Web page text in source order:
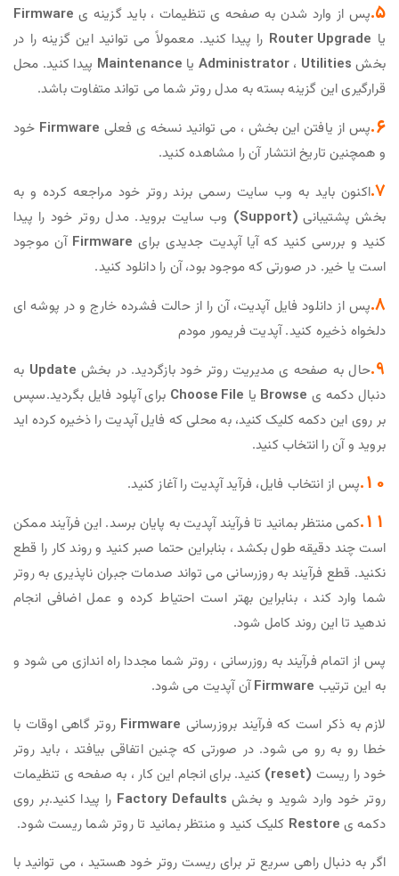
5. پس از وارد شدن به صفحه ی تنظیمات ، باید گزینه ی Firmware
یا Router Upgrade را پیدا کنید. معمولاً می توانید این گزینه را در
بخش
Administrator، Utilities یا Maintenance پیدا کنید. محل
قرارگیری این گزینه بسته به مدل روتر شما می تواند متفاوت باشد.
6. پس از یافتن این بخش ، می توانید نسخه ی فعلی Firmware خود
و همچنین تاریخ انتشار آن را مشاهده کنید.
7. اکنون باید به وب سایت رسمی برند روتر خود مراجعه کرده و به
بخش پشتیبانی(Support)
وب سایت بروید. مدل روتر خود را پیدا
کنید و بررسی کنید که آیا آپدیت جدیدی برای Firmware آن موجود
است یا خیر. در صورتی که موجود بود، آن را دانلود کنید.
8. پس از دانلود فایل آپدیت، آن را از حالت فشرده خارج و در پوشه ای
دلخواه ذخیره کنید. آپدیت فریمور مودم
9. حال به صفحه ی مدیریت روتر خود بازگردید. در بخش Update به
دنبال دکمه ی Browse یا Choose File برای آپلود فایل بگردید.سپس
بر روی این دکمه کلیک کنید، به محلی که فایل آپدیت را ذخیره کرده اید
بروید و آن را انتخاب کنید.
10. پس از انتخاب فایل، فرآید آپدیت را آغاز کنید.
11. کمی منتظر بمانید تا فرآیند آپدیت به پایان برسد. این فرآیند ممکن
است چند دقیقه طول بکشد ، بنابراین حتما صبر کنید و روند کار را قطع
نکنید. قطع فرآیند به روزرسانی می تواند صدمات جبران ناپذیری به روتر
شما وارد کند ، بنابراین بهتر است احتیاط کرده و عمل اضافی انجام
ندهید تا این روند کامل شود.
پس از اتمام فرآیند به روزرسانی ، روتر شما مجددا راه اندازی می شود و
به این ترتیب Firmwareآن آپدیت می شود.
لازم به ذکر است که فرآیند بروزرسانی Firmware روتر گاهی اوقات با
خطا رو به رو می شود. در صورتی که چنین اتفاقی بیافتد ، باید روتر
خود را ریست (reset)
کنید. برای انجام این کار ، به صفحه ی تنظیمات
روتر خود وارد شوید و بخش Factory Defaults را پیدا کنید.بر روی
دکمه ی Restore کلیک کنید و منتظر بمانید تا روتر شما ریست شود.
اگر به دنبال راهی سریع تر برای ریست روتر خود هستید ، می توانید با